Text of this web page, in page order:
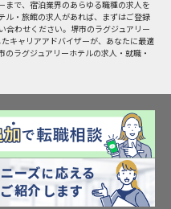
まで、宿泊業界のあらゆる職種の求人を
ル・旅館の求人があれば、まずはご登録
合わせください。堺市のラグジュアリー
キャリアアドバイザーが、あなたに最適
のラグジュアリーホテルの求人・就職・